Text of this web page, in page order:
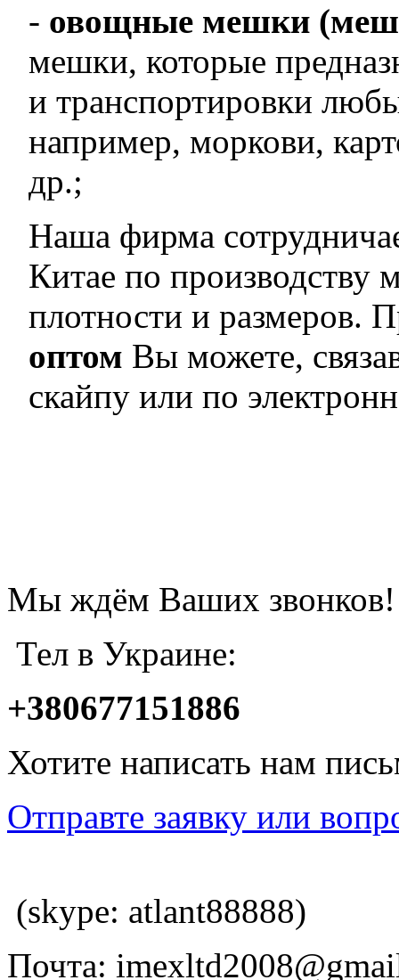
- овощные мешки
мешки, которые
и транспортировки
например, моркови,
др.;
Наша фирма
Китае по производству
плотности и размеров.
оптом Вы можете,
скайпу или по
Мы ждём Ваших звонков!
Тел в Украине:
+380677151886
Хотите написать нам
Отправте заявку или
(skype: atlant88888)
Почта: